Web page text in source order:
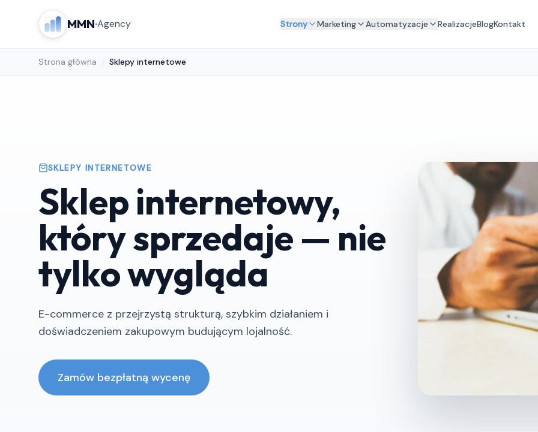
MMN·Agency Strony Marketing Automatyzacje RealizacjeBlogKontakt
Strona główna Sklepy internetowe
SKLEPY INTERNETOWE
Sklep internetowy,
który sprzedaje — nie
tylko wygląda
E-commerce z przejrzystą strukturą, szybkim działaniem i
doświadczeniem zakupowym budującym lojalność.
Zamów bezpłatną wycenę